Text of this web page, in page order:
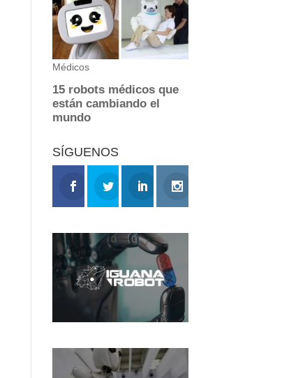
SÍGUENOS